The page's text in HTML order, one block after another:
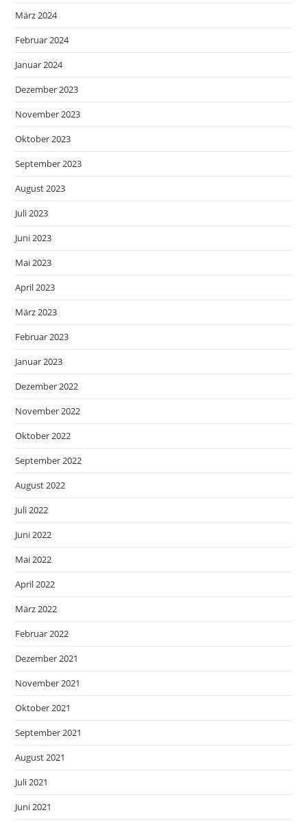
März 2024
Februar 2024
Januar 2024
Dezember 2023
November 2023
Oktober 2023
September 2023
August 2023
Juli 2023
Juni 2023
Mai 2023
April 2023
März 2023
Februar 2023
Januar 2023
Dezember 2022
November 2022
Oktober 2022
September 2022
August 2022
Juli 2022
Juni 2022
Mai 2022
April 2022
März 2022
Februar 2022
Dezember 2021
November 2021
Oktober 2021
September 2021
August 2021
Juli 2021
Juni 2021